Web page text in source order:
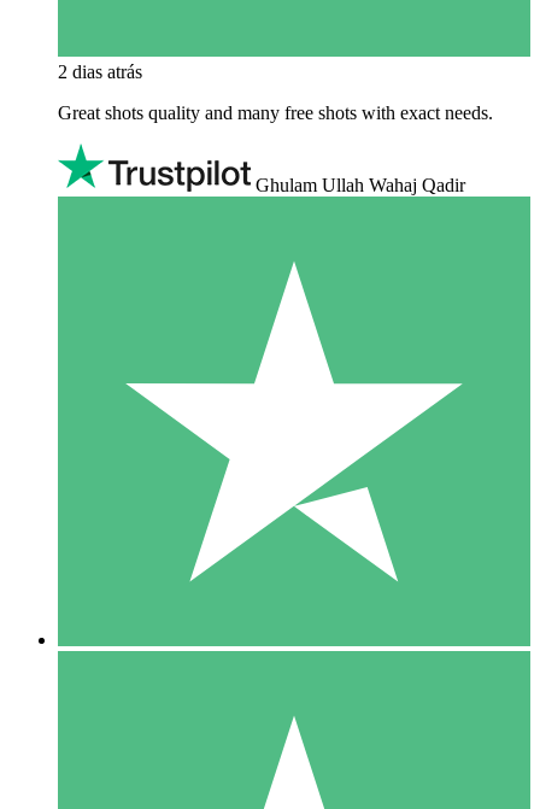
2 dias atrás
Great shots quality and many free shots with exact needs.
Ghulam Ullah Wahaj Qadir